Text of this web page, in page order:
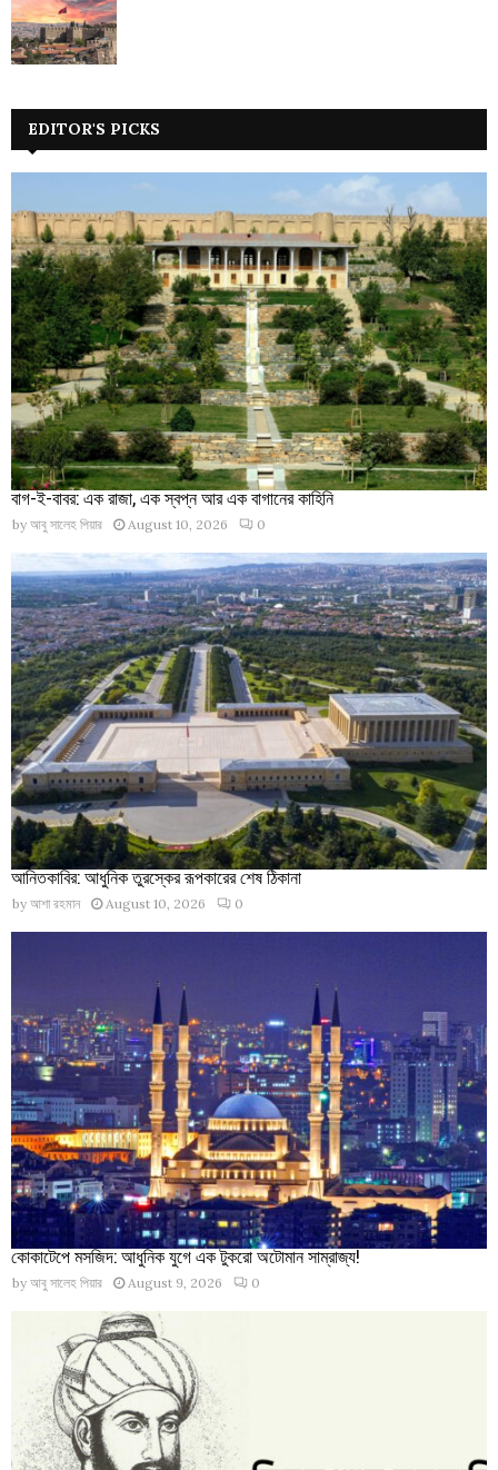
EDITOR'S PICKS
বাগ-ই-বাবর: এক রাজা, এক স্বপ্ন আর এক বাগানের কাহিনি
by আবু সালেহ পিয়ার August 10, 2026 0
আনিতকাবির: আধুনিক তুরস্কের রূপকারের শেষ ঠিকানা
by আশা রহমান August 10, 2026 0
কোকাটেপে মসজিদ: আধুনিক যুগে এক টুকরো অটোমান সাম্রাজ্য!
by আবু সালেহ পিয়ার August 9, 2026 0